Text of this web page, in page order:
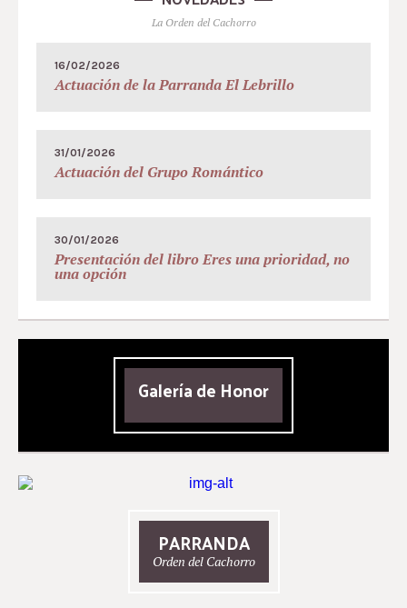
La Orden del Cachorro
16/02/2026
Actuación de la Parranda El Lebrillo
31/01/2026
Actuación del Grupo Romántico
30/01/2026
Presentación del libro Eres una prioridad, no
una opción
Galería de Honor
PARRANDA
Orden del Cachorro